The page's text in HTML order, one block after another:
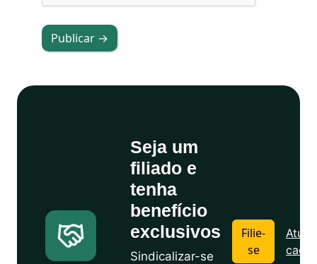
Publicar →
Seja um
filiado e
tenha
benefício
exclusivos
Sindicalizar-se
Filie-
se